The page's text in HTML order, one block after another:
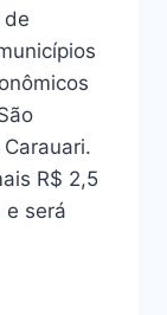
de
R$ 2,5
e será